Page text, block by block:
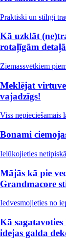
Praktiski un stilīgi
Kā uzklāt
rotaļīgām
Ziemassvētkiem
Meklējat
vajadzīgs!
Viss
Bonami
Ielūkojieties
Mājās kā pie
Grandmacore
Iedvesmojieties no
Kā
idejas galda